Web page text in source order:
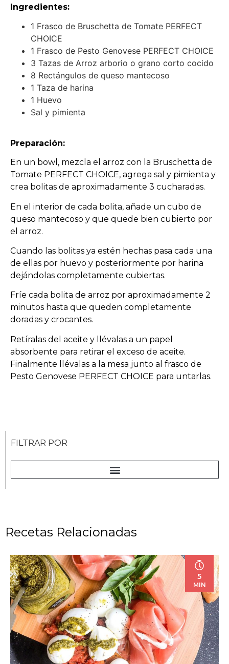
Ingredientes:
1 Frasco de Bruschetta de Tomate PERFECT
CHOICE
1 Frasco de Pesto Genovese PERFECT CHOICE
3 Tazas de Arroz arborio o grano corto cocido
8 Rectángulos de queso mantecoso
1 Taza de harina
1 Huevo
Sal y pimienta
Preparación:
En un bowl, mezcla el arroz con la Bruschetta de
Tomate PERFECT CHOICE, agrega sal y pimienta y
crea bolitas de aproximadamente 3 cucharadas.
En el interior de cada bolita, añade un cubo de
queso mantecoso y que quede bien cubierto por
el arroz.
Cuando las bolitas ya estén hechas pasa cada una
de ellas por huevo y posteriormente por harina
dejándolas completamente cubiertas.
Fríe cada bolita de arroz por aproximadamente 2
minutos hasta que queden completamente
doradas y crocantes.
Retíralas del aceite y llévalas a un papel
absorbente para retirar el exceso de aceite.
Finalmente llévalas a la mesa junto al frasco de
Pesto Genovese PERFECT CHOICE para untarlas.
FILTRAR POR
Recetas Relacionadas
5
MIN